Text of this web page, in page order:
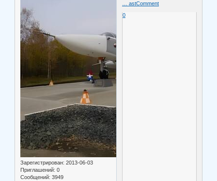
Зарегистрирован: 2013-06-03
Приглашений: 0
Сообщений: 3949
… astComment
0